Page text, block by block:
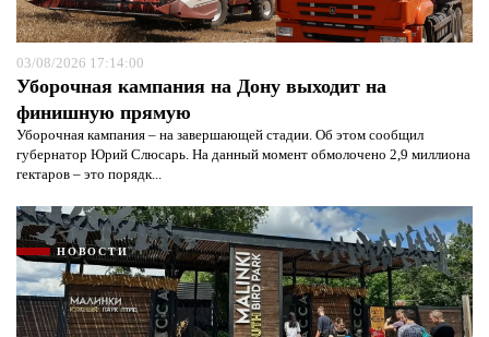
03/08/2026 17:14:00
Уборочная кампания на Дону выходит на
финишную прямую
Уборочная кампания – на завершающей стадии. Об этом сообщил
губернатор Юрий Слюсарь. На данный момент обмолочено 2,9 миллиона
гектаров – это порядк...
НОВОСТИ